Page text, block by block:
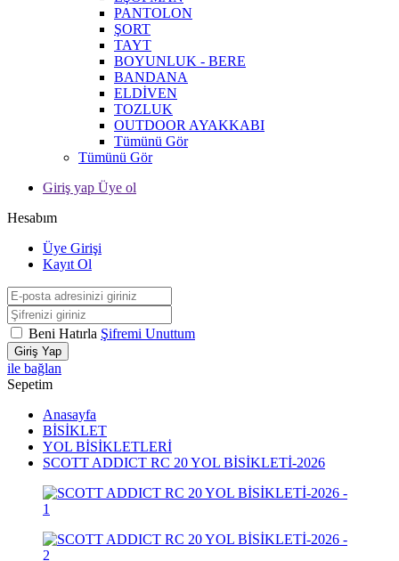
PANTOLON
ŞORT
TAYT
BOYUNLUK - BERE
BANDANA
ELDİVEN
TOZLUK
OUTDOOR AYAKKABI
Tümünü Gör
Tümünü Gör
Giriş yap Üye ol
Hesabım
Üye Girişi
Kayıt Ol
Beni Hatırla Şifremi Unuttum
Giriş Yap
ile bağlan
Sepetim
Anasayfa
BİSİKLET
YOL BİSİKLETLERİ
SCOTT ADDICT RC 20 YOL BİSİKLETİ-2026